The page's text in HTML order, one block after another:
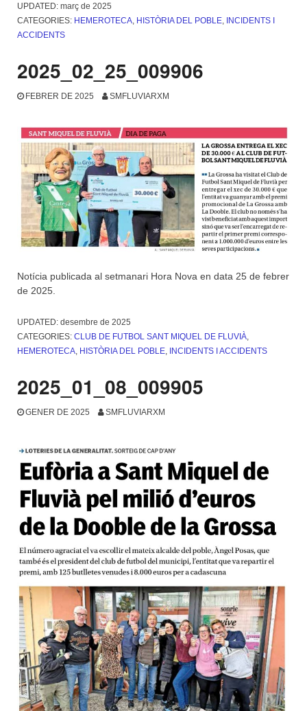
UPDATED: març de 2025
CATEGORIES: HEMEROTECA, HISTÒRIA DEL POBLE, INCIDENTS I
ACCIDENTS
2025_02_25_009906
FEBRER DE 2025 SMFLUVIARXM
Notícia publicada al setmanari Hora Nova en data 25 de febrer
de 2025.
UPDATED: desembre de 2025
CATEGORIES: CLUB DE FUTBOL SANT MIQUEL DE FLUVIÀ,
HEMEROTECA, HISTÒRIA DEL POBLE, INCIDENTS I ACCIDENTS
2025_01_08_009905
GENER DE 2025 SMFLUVIARXM